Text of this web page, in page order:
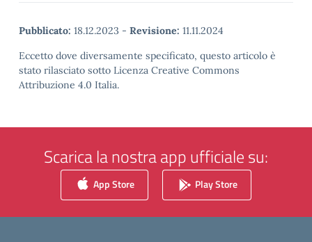
Pubblicato: 18.12.2023 - Revisione: 11.11.2024
Eccetto dove diversamente specificato, questo articolo è
stato rilasciato sotto Licenza Creative Commons
Attribuzione 4.0 Italia.
Scarica la nostra app ufficiale su:
App Store Play Store